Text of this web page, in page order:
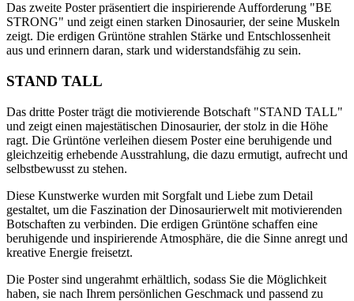
Das zweite Poster präsentiert die inspirierende Aufforderung "BE
STRONG" und zeigt einen starken Dinosaurier, der seine Muskeln
zeigt. Die erdigen Grüntöne strahlen Stärke und Entschlossenheit
aus und erinnern daran, stark und widerstandsfähig zu sein.
STAND TALL
Das dritte Poster trägt die motivierende Botschaft "STAND TALL"
und zeigt einen majestätischen Dinosaurier, der stolz in die Höhe
ragt. Die Grüntöne verleihen diesem Poster eine beruhigende und
gleichzeitig erhebende Ausstrahlung, die dazu ermutigt, aufrecht und
selbstbewusst zu stehen.
Diese Kunstwerke wurden mit Sorgfalt und Liebe zum Detail
gestaltet, um die Faszination der Dinosaurierwelt mit motivierenden
Botschaften zu verbinden. Die erdigen Grüntöne schaffen eine
beruhigende und inspirierende Atmosphäre, die die Sinne anregt und
kreative Energie freisetzt.
Die Poster sind ungerahmt erhältlich, sodass Sie die Möglichkeit
haben, sie nach Ihrem persönlichen Geschmack und passend zu